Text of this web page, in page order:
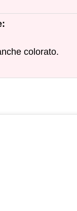
colorato.